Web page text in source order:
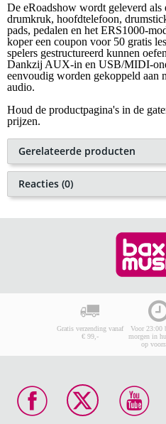
De eRoadshow wordt geleverd
drumkruk, hoofdtelefoon,
pads, pedalen en het
koper een coupon voor 50 gratis
spelers gestructureerd kunnen
Dankzij AUX‑in en USB/
eenvoudig worden gekoppeld aan
audio.
Houd de productpagina's in de
prijzen.
Gerelateerde producten
Pearl
Adviesprijs
Op
Reacties (0)
Plaats als eerste een reactie
(min.10, max.10000
Geschreven tekens:
Plaats je
Gratis verzending vanaf
€ 99,-
Voor 23:00
morgen in
op